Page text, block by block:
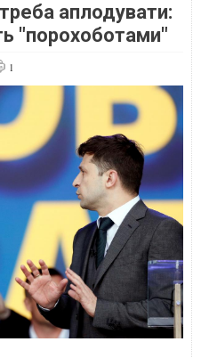
аплодувати:
"порохоботами"
1